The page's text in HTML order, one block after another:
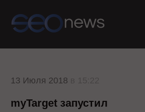
13 Июля 2018
myTarget запустил